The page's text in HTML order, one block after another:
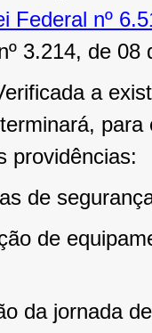
Federal nº
3.214, de 08
a
providências:
de
de
da jornada